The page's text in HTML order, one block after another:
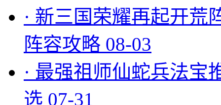
· 新三国荣耀再起开荒
阵容攻略 08-03
· 最强祖师仙蛇兵法宝
选 07-31